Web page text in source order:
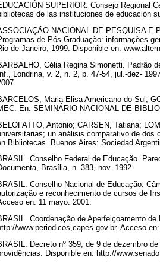
SUPERIOR. Consejo Regional
de las instituciones de educación
NACIONAL DE PESQUISA E
de Pós-Graduação: informações
de Janeiro, 1999. Disponible en:
Célia Regina Simonetti. Padrão
Inf., Londrina, v. 2, n. 2, p. 47-54, jul.-dez-
Maria Elisa Americano do Sul;
En: SEMINÁRIO NACIONAL DE
Antonio; CARSEN, Tatiana;
un análisis comparativo de dos
Bibliotecas. Buenos Aires: Sociedad
Conselho Federal de Educação.
Brasília, n. 383, nov. 1992.
Conselho Nacional de Educação.
e reconhecimento de cursos de
en: 11 mayo. 2001.
Coordenação de Aperfeiçoamento
www.periodicos,capes.gov.br. Acceso
Decreto nº 359, de 9 de dezembro
Disponible en: http://